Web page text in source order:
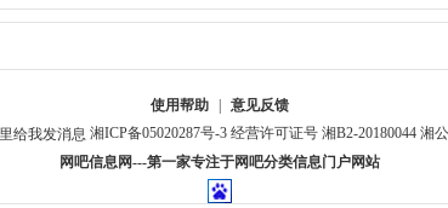
使用帮助
意见反馈
湘ICP备05020287号-3 经营许可证号 湘B2-20180044 湘
网吧信息网---第一家专注于网吧分类信息门户网站